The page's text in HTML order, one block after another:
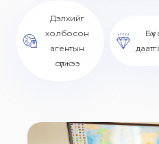
Дэлхийг
холбосон
агентын
сүлжээ